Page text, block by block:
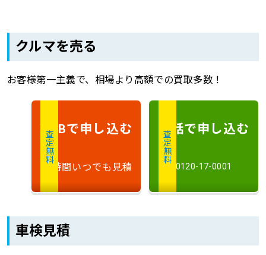
クルマを売る
お客様第一主義で、相場より高額での買取多数！
査定無料
WEBで申し込む
24時間いつでも見積
査定無料
電話で申し込む
0120-17-0001
車検見積